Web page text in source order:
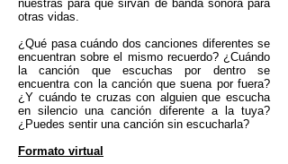
nuestras para que sirvan de banda sonora para
otras vidas.
¿Qué pasa cuándo dos canciones diferentes se
encuentran sobre el mismo recuerdo? ¿Cuándo
la canción que escuchas por dentro se
encuentra con la canción que suena por fuera?
¿Y cuándo te cruzas con alguien que escucha
en silencio una canción diferente a la tuya?
¿Puedes sentir una canción sin escucharla?
Formato virtual